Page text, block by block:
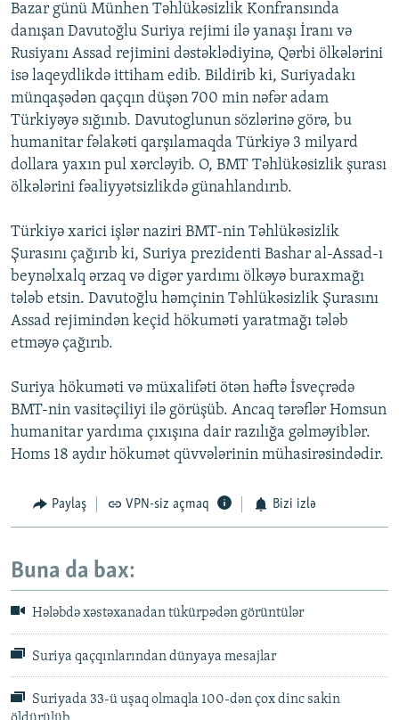
Bazar günü Münhen Təhlükəsizlik Konfransında
danışan Davutoğlu Suriya rejimi ilə yanaşı İranı və
Rusiyanı Assad rejimini dəstəklədiyinə, Qərbi ölkələrini
isə laqeydlikdə ittiham edib. Bildirib ki, Suriyadakı
münqaşədən qaçqın düşən 700 min nəfər adam
Türkiyəyə sığınıb. Davutoglunun sözlərinə görə, bu
humanitar fəlakəti qarşılamaqda Türkiyə 3 milyard
dollara yaxın pul xərcləyib. O, BMT Təhlükəsizlik şurası
ölkələrini fəaliyyətsizlikdə günahlandırıb.
Türkiyə xarici işlər naziri BMT-nin Təhlükəsizlik
Şurasını çağırıb ki, Suriya prezidenti Bashar al-Assad-ı
beynəlxalq ərzaq və digər yardımı ölkəyə buraxmağı
tələb etsin. Davutoğlu həmçinin Təhlükəsizlik Şurasını
Assad rejimindən keçid hökuməti yaratmağı tələb
etməyə çağırıb.
Suriya hökuməti və müxalifəti ötən həftə İsveçrədə
BMT-nin vasitəçiliyi ilə görüşüb. Ancaq tərəflər Homsun
humanitar yardıma çıxışına dair razılığa gəlməyiblər.
Homs 18 aydır hökumət qüvvələrinin mühasirəsindədir.
Paylaş VPN-siz açmaq Bizi izlə
Buna da bax:
Hələbdə xəstəxanadan tükürpədən görüntülər
Suriya qaçqınlarından dünyaya mesajlar
Suriyada 33-ü uşaq olmaqla 100-dən çox dinc sakin